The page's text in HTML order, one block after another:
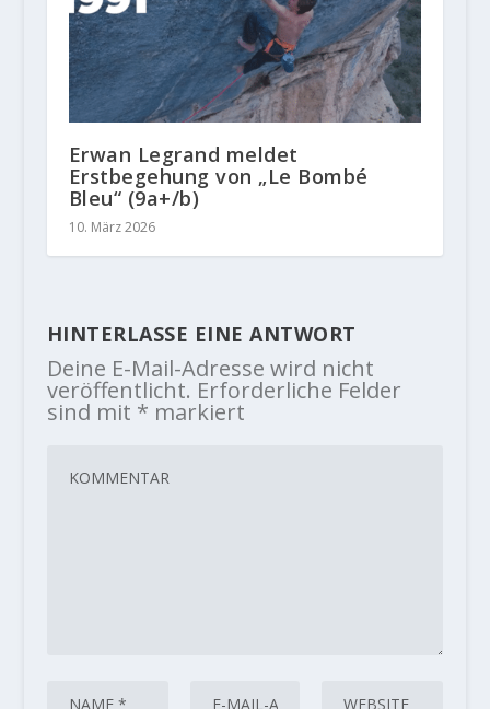
Erwan Legrand meldet
Erstbegehung von „Le Bombé
Bleu“ (9a+/b)
10. März 2026
HINTERLASSE EINE ANTWORT
Deine E-Mail-Adresse wird nicht
veröffentlicht. Erforderliche Felder
sind mit * markiert